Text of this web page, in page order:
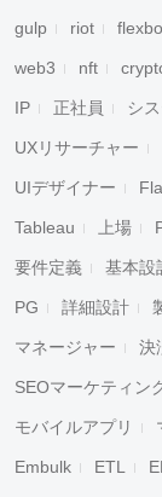
gulp riot
web3 nft
IP 正社員 シ
UXリサーチャー
UIデザイナー
Tableau 上場
要件定義 基本設
PG 詳細設計
マネージャー 決
SEOマーケティン
モバイルアプリ
Embulk ETL